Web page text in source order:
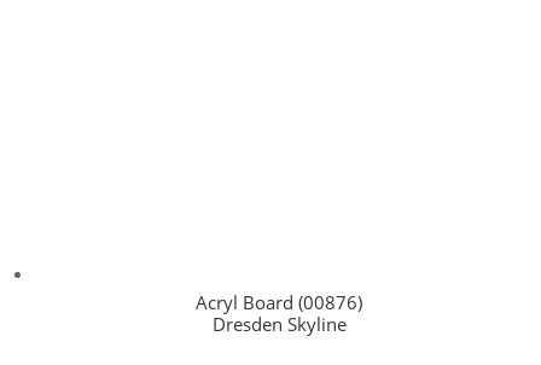
Acryl Board (00876)
Dresden Skyline